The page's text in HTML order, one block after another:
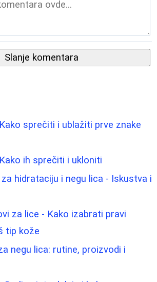
Slanje komentara
sprečiti i ublažiti prve znake
ih sprečiti i ukloniti
hidrataciju i negu lica - Iskustva i
za lice - Kako izabrati pravi
tip kože
negu lica: rutine, proizvodi i